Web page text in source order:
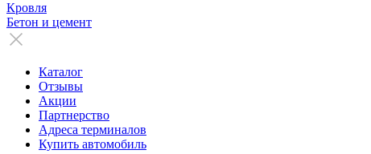
Кровля
Бетон и цемент
Каталог
Отзывы
Акции
Партнерство
Адреса терминалов
Купить автомобиль